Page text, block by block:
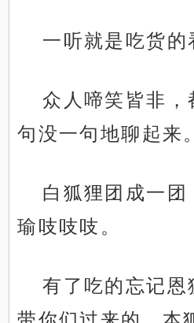
一听就是吃货的
众人啼笑皆非，
句没一句地聊起来。
白狐狸团成一团
瑜吱吱吱。
有了吃的忘记恩